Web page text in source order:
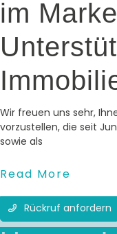
im
Wir freuen uns sehr,
vorzustellen, die seit
sowie als
Read More
Rückruf anfordern